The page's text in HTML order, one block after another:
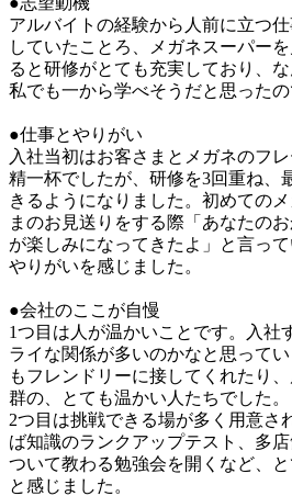
アルバイトの経験から人前に立つ
していたことろ、メガネスーパー
ると研修がとても充実しており、
私でも一から学べそうだと思ったの
●仕事とやりがい
入社当初はお客さまとメガネのフ
精一杯でしたが、研修を3回重ね、
きるようになりました。初めての
まのお見送りをする際「あなたの
が楽しみになってきたよ」と言っ
やりがいを感じました。
●会社のここが自慢
1つ目は人が温かいことです。入社
ライな関係が多いのかなと思って
もフレンドリーに接してくれたり
群の、とても温かい人たちでした。
2つ目は挑戦できる場が多く用意さ
ば知識のランクアップテスト、多
ついて教わる勉強会を開くなど、
と感じました。